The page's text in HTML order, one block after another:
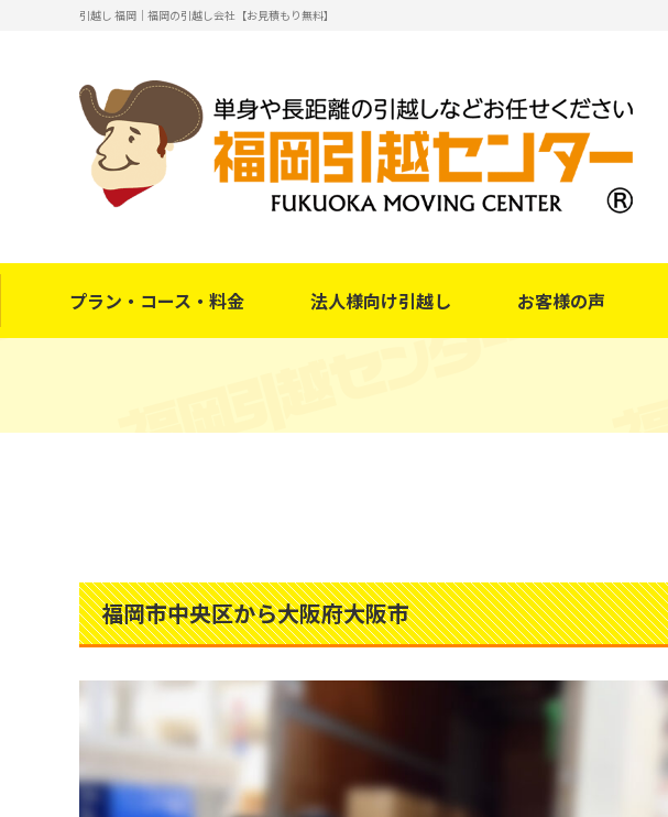
引越し 福岡｜福岡の引越し会社【お見積もり無料】
プラン・コース・料金 法人様向け引越し お客様の声
福岡市中央区から大阪府大阪市